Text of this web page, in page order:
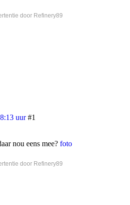
door Refinery89
uur #1
nou eens mee? foto
door Refinery89